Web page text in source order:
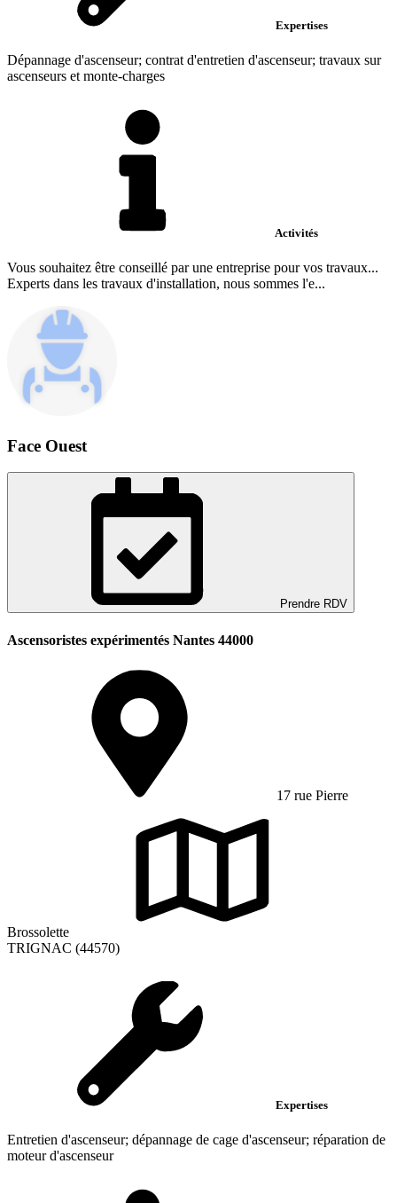
Expertises
Dépannage d'ascenseur; contrat d'entretien d'ascenseur; travaux sur
ascenseurs et monte-charges
Activités
Vous souhaitez être conseillé par une entreprise pour vos travaux...
Experts dans les travaux d'installation, nous sommes l'e...
Face Ouest
Prendre RDV
Ascensoristes expérimentés Nantes 44000
17 rue Pierre
Brossolette
TRIGNAC (44570)
Expertises
Entretien d'ascenseur; dépannage de cage d'ascenseur; réparation de
moteur d'ascenseur